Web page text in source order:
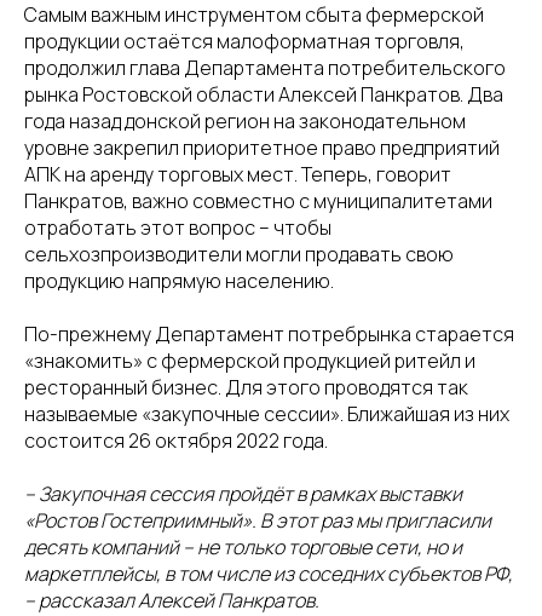
Самым важным инструментом сбыта фермерской
продукции остаётся малоформатная торговля,
продолжил глава Департамента потребительского
рынка Ростовской области Алексей Панкратов. Два
года назад донской регион на законодательном
уровне закрепил приоритетное право предприятий
АПК на аренду торговых мест. Теперь, говорит
Панкратов, важно совместно с муниципалитетами
отработать этот вопрос – чтобы
сельхозпроизводители могли продавать свою
продукцию напрямую населению.
По-прежнему Департамент потребрынка старается
«знакомить» с фермерской продукцией ритейл и
ресторанный бизнес. Для этого проводятся так
называемые «закупочные сессии». Ближайшая из них
состоится 26 октября 2022 года.
– Закупочная сессия пройдёт в рамках выставки
«Ростов Гостеприимный». В этот раз мы пригласили
десять компаний – не только торговые сети, но и
маркетплейсы, в том числе из соседних субъектов РФ,
– рассказал Алексей Панкратов.